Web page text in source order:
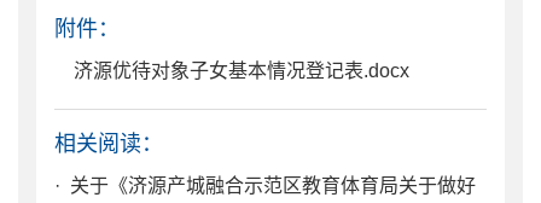
附件：
济源优待对象子女基本情况登记表.docx
相关阅读：
· 关于《济源产城融合示范区教育体育局关于做好